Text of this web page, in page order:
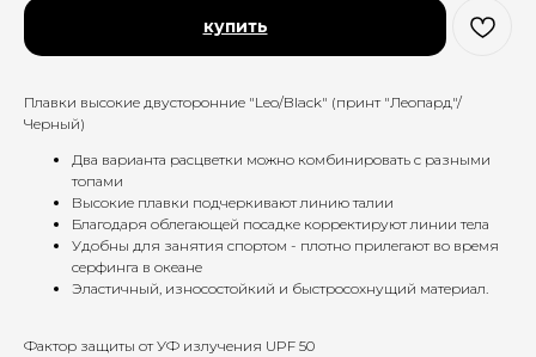
купить
Плавки высокие двусторонние "Leo/Black" (принт "Леопард"/
Черный)
Два варианта расцветки можно комбинировать с разными
топами
Высокие плавки подчеркивают линию талии
Благодаря облегающей посадке корректируют линии тела
Удобны для занятия спортом - плотно прилегают во время
серфинга в океане
Эластичный, износостойкий и быстросохнущий материал.
Фактор защиты от УФ излучения UPF 50